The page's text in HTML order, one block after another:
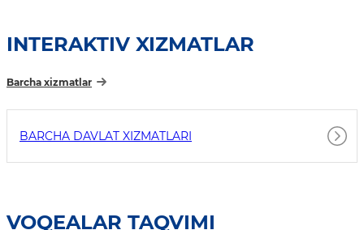
INTERAKTIV XIZMATLAR
Barcha xizmatlar
BARCHA DAVLAT XIZMATLARI
VOQEALAR TAQVIMI